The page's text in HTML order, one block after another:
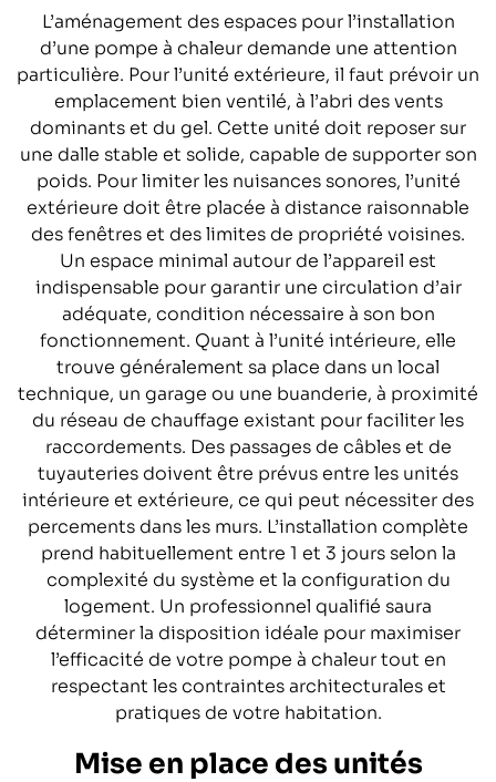
L’aménagement des espaces pour l’installation
d’une pompe à chaleur demande une attention
particulière. Pour l’unité extérieure, il faut prévoir un
emplacement bien ventilé, à l’abri des vents
dominants et du gel. Cette unité doit reposer sur
une dalle stable et solide, capable de supporter son
poids. Pour limiter les nuisances sonores, l’unité
extérieure doit être placée à distance raisonnable
des fenêtres et des limites de propriété voisines.
Un espace minimal autour de l’appareil est
indispensable pour garantir une circulation d’air
adéquate, condition nécessaire à son bon
fonctionnement. Quant à l’unité intérieure, elle
trouve généralement sa place dans un local
technique, un garage ou une buanderie, à proximité
du réseau de chauffage existant pour faciliter les
raccordements. Des passages de câbles et de
tuyauteries doivent être prévus entre les unités
intérieure et extérieure, ce qui peut nécessiter des
percements dans les murs. L’installation complète
prend habituellement entre 1 et 3 jours selon la
complexité du système et la configuration du
logement. Un professionnel qualifié saura
déterminer la disposition idéale pour maximiser
l’efficacité de votre pompe à chaleur tout en
respectant les contraintes architecturales et
pratiques de votre habitation.
Mise en place des unités